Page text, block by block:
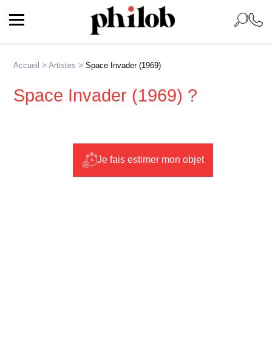
Accueil >Artistes >Space Invader (1969)
Space Invader (1969) ?
Je fais estimer mon objet